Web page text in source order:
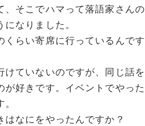
、そこでハマって落語家さんの
なりました。
くらい寄席に行っているんです
けていないのですが、同じ話を
が好きです。イベントでやった
はなにをやったんですか？